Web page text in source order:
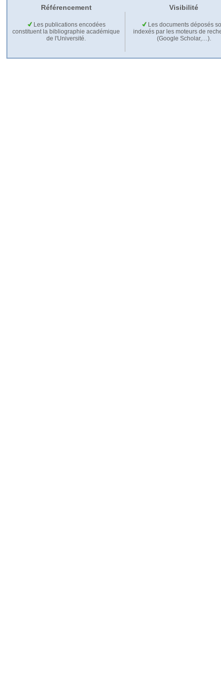
Référencement Visibilité
Les publications encodées
constituent la bibliographie académique
de l'Université.
Les documents déposés
indexés par les moteurs de
(Google Scholar,…).